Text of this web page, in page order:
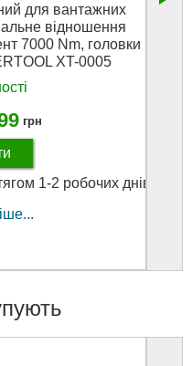
для вантажних
відношення
7000 Nm, головки
XT-0005
грн
1-2 робочих днів